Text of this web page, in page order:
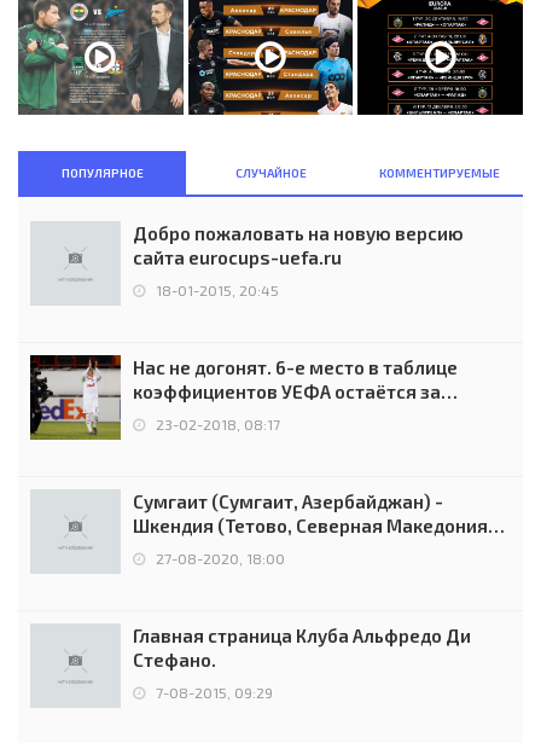
ПОПУЛЯРНОЕ СЛУЧАЙНОЕ КОММЕНТИРУЕМЫЕ
Добро пожаловать на новую версию
сайта eurocups-uefa.ru
18-01-2015, 20:45
Нас не догонят. 6-е место в таблице
коэффициентов УЕФА остаётся за
Россией
23-02-2018, 08:17
Сумгаит (Сумгаит, Азербайджан) -
Шкендия (Тетово, Северная Македония) -
0:2 (0:0)
27-08-2020, 18:00
Главная страница Клуба Альфредо Ди
Стефано.
7-08-2015, 09:29